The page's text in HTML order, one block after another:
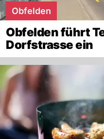
Obfelden
Obfelden führt
Dorfstrasse ein